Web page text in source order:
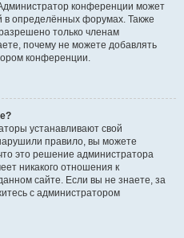
конференции может
определённых форумах. Также
только членам
почему не можете добавлять
конференции.
устанавливают свой
правило, вы можете
это решение администратора
никакого отношения к
сайте. Если вы не знаете, за
с администратором